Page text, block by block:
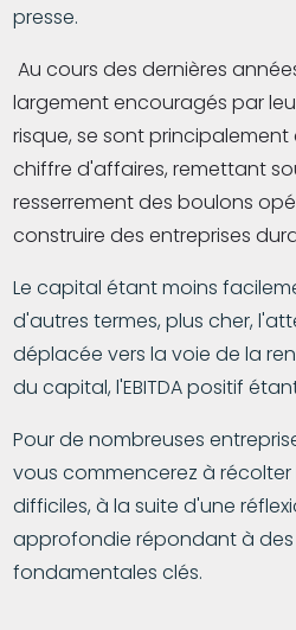
presse.
Au cours des dernières
largement encouragés par
risque, se sont
chiffre d'affaires, remettant
resserrement des boulons
construire des entreprises
Le capital étant moins
d'autres termes, plus cher,
déplacée vers la voie de la
du capital, l'EBITDA positif
Pour de nombreuses
vous commencerez à récolter
difficiles, à la suite d'une
approfondie répondant à
fondamentales clés.